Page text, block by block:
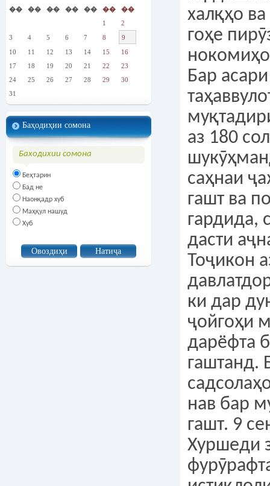
��
�� �� �� �� ��
��
1
2
3
4 5 6 7 8
9
10
11 12 13 14 15
16
17
18 19 20 21 22
23
24
25 26 27 28 29
30
31
Баҳодиҳии сомона
Баходихии сомона
Беҳтарин
Бад не
Наонқадр хуб
Маҳқул нашуд
Хуб